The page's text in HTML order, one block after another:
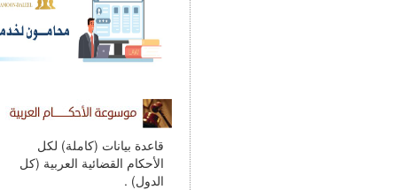
قاعدة بيانات (كاملة) لكل
الأحكام القضائية العربية (كل
الدول) .